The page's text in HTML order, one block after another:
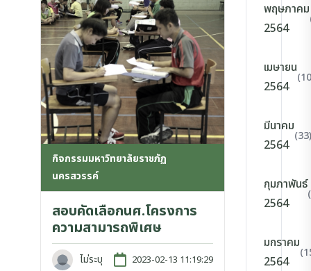
กิจกรรมมหาวิทยาลัยราชภัฏ
นครสวรรค์
สอบคัดเลือกนศ.โครงการ
ความสามารถพิเศษ
ไม่ระบุ 2023-02-13 11:19:29
พฤษภาคม
2564
เมษายน
2564
มีนาคม
2564
(33)
กุมภาพันธ์
2564
มกราคม
2564